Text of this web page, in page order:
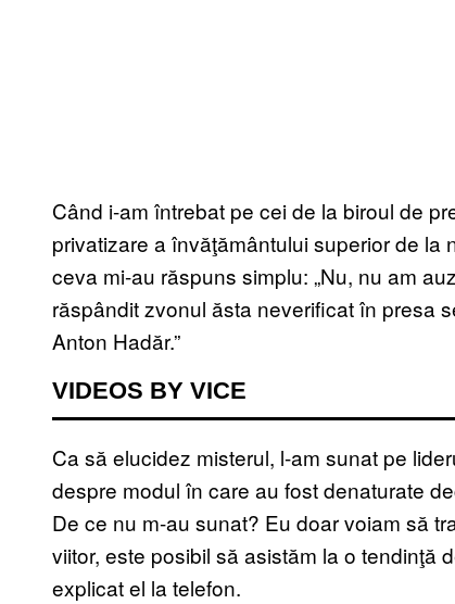
Când i-am întrebat pe cei de la biroul de
privatizare a învăţământului superior de
ceva mi-au răspuns simplu: „Nu, nu am
răspândit zvonul ăsta neverificat în presa
Anton Hadăr.”
VIDEOS BY VICE
Ca să elucidez misterul, l-am sunat pe
despre modul în care au fost denaturate
De ce nu m-au sunat? Eu doar voiam să
viitor, este posibil să asistăm la o tendinţă
explicat el la telefon.